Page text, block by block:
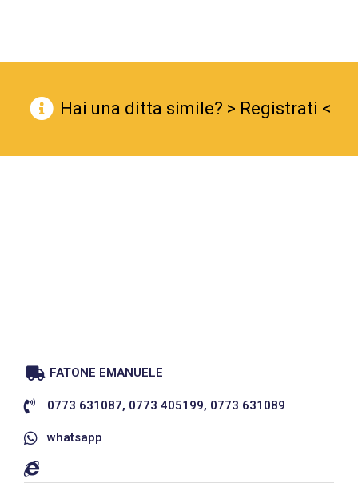
Hai una ditta simile? > Registrati <
FATONE EMANUELE
0773 631087, 0773 405199, 0773 631089
whatsapp